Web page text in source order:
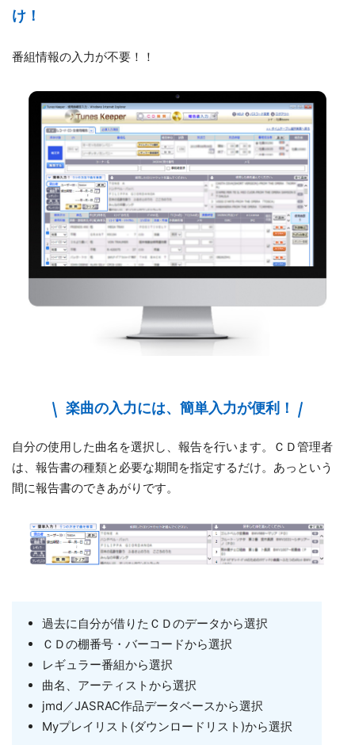
け！
番組情報の入力が不要！！
楽曲の入力には、簡単入力が便利！
自分の使用した曲名を選択し、報告を行います。ＣＤ管理者
は、報告書の種類と必要な期間を指定するだけ。あっという
間に報告書のできあがりです。
過去に自分が借りたＣＤのデータから選択
ＣＤの棚番号・バーコードから選択
レギュラー番組から選択
曲名、アーティストから選択
jmd／JASRAC作品データベースから選択
Myプレイリスト(ダウンロードリスト)から選択